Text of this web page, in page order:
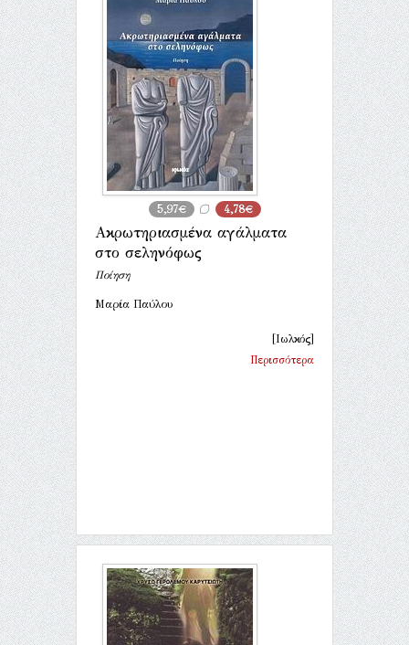
5,97€ 4,78€
Ακρωτηριασμένα αγάλματα
στο σεληνόφως
Ποίηση
Μαρία Παύλου
[Ιωλκός]
Περισσότερα